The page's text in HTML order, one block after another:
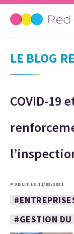
LE BLOG
COVID-19
PUBLIÉ LE 11/03/2021
#GESTION DU